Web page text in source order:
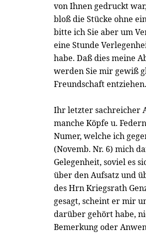
von Ihnen gedruckt
bloß die Stücke ohne
bitte ich Sie aber um
eine Stunde
habe. Daß dies meine
werden Sie mir gewiß
Freundschaft entziehen.
Ihr letzter sachreicher
manche Köpfe u.
Numer, welche ich
(Novemb. Nr. 6) mich
Gelegenheit, soviel es
über den Aufsatz und
des Hrn Kriegsrath
gesagt, scheint er mir
darüber gehört habe,
Bemerkung oder